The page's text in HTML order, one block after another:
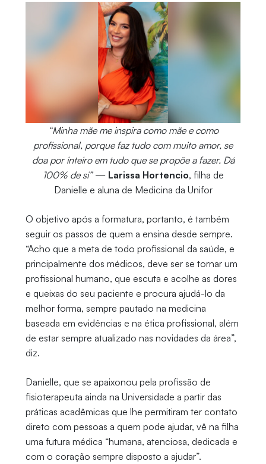
“Minha mãe me inspira como mãe e como
profissional, porque faz tudo com muito amor, se
doa por inteiro em tudo que se propõe a fazer. Dá
100% de si”— Larissa Hortencio, filha de
Danielle e aluna de Medicina da Unifor
O objetivo após a formatura, portanto, é também
seguir os passos de quem a ensina desde sempre.
“Acho que a meta de todo profissional da saúde, e
principalmente dos médicos, deve ser se tornar um
profissional humano, que escuta e acolhe as dores
e queixas do seu paciente e procura ajudá-lo da
melhor forma, sempre pautado na medicina
baseada em evidências e na ética profissional, além
de estar sempre atualizado nas novidades da área”,
diz.
Danielle, que se apaixonou pela profissão de
fisioterapeuta ainda na Universidade a partir das
práticas acadêmicas que lhe permitiram ter contato
direto com pessoas a quem pode ajudar, vê na filha
uma futura médica “humana, atenciosa, dedicada e
com o coração sempre disposto a ajudar”.